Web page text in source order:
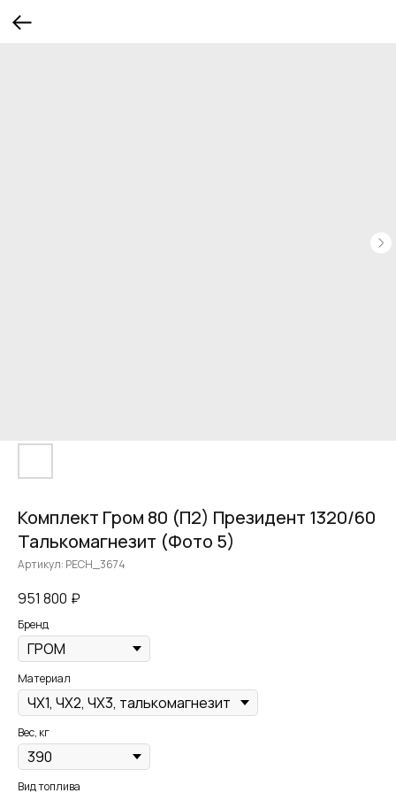
Комплект Гром 80 (П2) Президент 1320/60
Талькомагнезит (Фото 5)
Артикул: PECH_3674
951 800 ₽
Бренд
Материал
Вес, кг
Вид топлива